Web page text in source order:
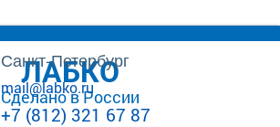
ЛАБКО
Сделано в России
Санкт-Петербург
mail@labko.ru
+7 (812) 321 67 87